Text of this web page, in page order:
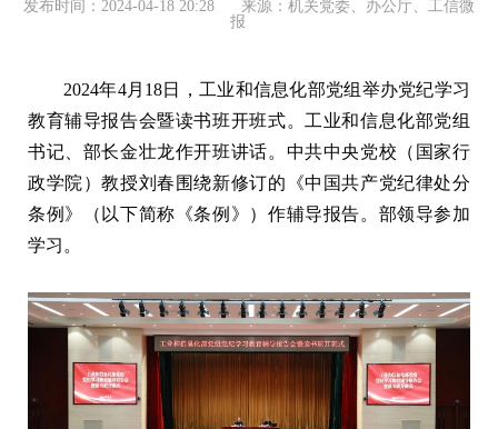
发布时间：2024-04-18 20:28
来源：机关党委、办公厅、工信微
报
2024年4月18日，工业和信息化部党组举办党纪学习
教育辅导报告会暨读书班开班式。工业和信息化部党组
书记、部长金壮龙作开班讲话。中共中央党校（国家行
政学院）教授刘春围绕新修订的《中国共产党纪律处分
条例》（以下简称《条例》）作辅导报告。部领导参加
学习。